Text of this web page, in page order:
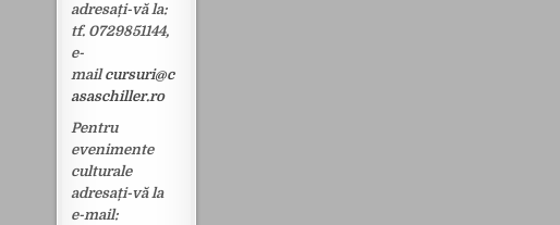
adresați-vă la:
tf. 0729851144,
e-
mailcursuri@c
asaschiller.ro
Pentru
evenimente
culturale
adresați-vă la
e-mail: